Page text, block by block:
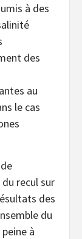
à des
des
au
le cas
recul sur
des
du
à